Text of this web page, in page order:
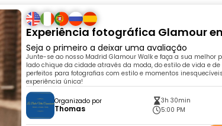
Experiência fotográfica Glamour
Seja o primeiro a deixar uma avaliação
Junte-se ao nosso Madrid Glamour Walk e faça a sua melhor
lado chique da cidade através da moda, do estilo de vida e de
perfeitos para fotografias com estilo e momentos
experiência única!
Organizado por
Thomas
3h 30min
5:00 PM